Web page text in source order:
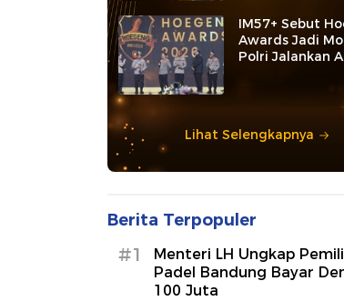
IM57+ Sebut
Awards Jadi
Polri Jalankan
Lihat Selengkapnya
Berita Terpopuler
#1
Menteri LH Ungkap
Padel Bandung Bayar
100 Juta